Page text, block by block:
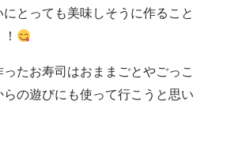
とっても美味しそうに作ること
たお寿司はおままごとやごっこ
の遊びにも使って行こうと思い